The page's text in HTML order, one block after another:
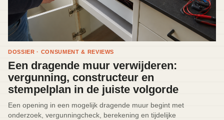
DOSSIER · CONSUMENT & REVIEWS
Een dragende muur verwijderen:
vergunning, constructeur en
stempelplan in de juiste volgorde
Een opening in een mogelijk dragende muur begint met
onderzoek, vergunningcheck, berekening en tijdelijke